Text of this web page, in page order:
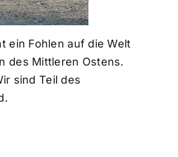
ein Fohlen auf die Welt
des Mittleren Ostens.
sind Teil des